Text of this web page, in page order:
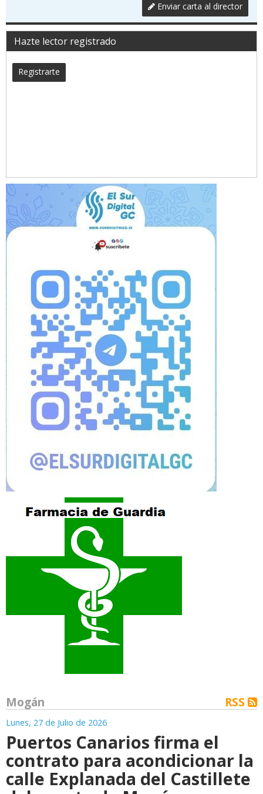
Enviar carta al director
Hazte lector registrado
Registrarte
Mogán RSS
Lunes, 27 de Julio de 2026
Puertos Canarios firma el
contrato para acondicionar la
calle Explanada del Castillete